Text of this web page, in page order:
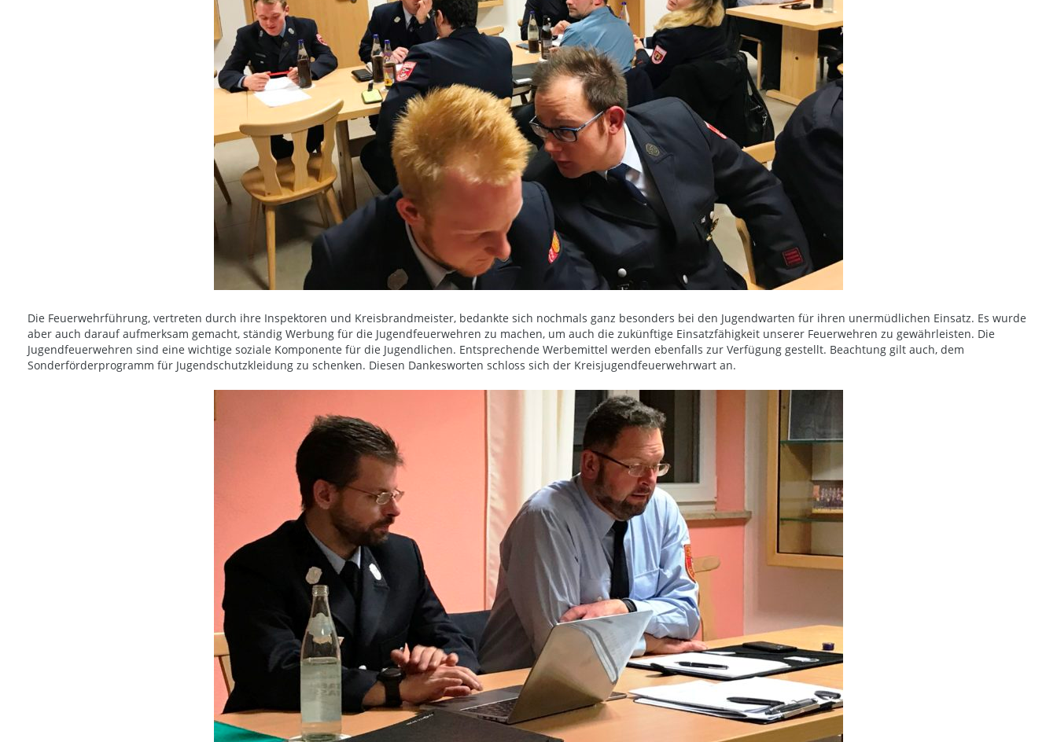
Die Feuerwehrführung, vertreten durch ihre Inspektoren und Kreisbrandmeister, bedankte sich nochmals ganz besonders bei den Jugendwarten für ihren unermüdlichen Einsatz. Es wurde
aber auch darauf aufmerksam gemacht, ständig Werbung für die Jugendfeuerwehren zu machen, um auch die zukünftige Einsatzfähigkeit unserer Feuerwehren zu gewährleisten. Die
Jugendfeuerwehren sind eine wichtige soziale Komponente für die Jugendlichen. Entsprechende Werbemittel werden ebenfalls zur Verfügung gestellt. Beachtung gilt auch, dem
Sonderförderprogramm für Jugendschutzkleidung zu schenken. Diesen Dankesworten schloss sich der Kreisjugendfeuerwehrwart an.